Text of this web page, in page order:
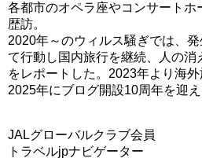
各都市のオペラ座やコンサートホ
歴訪。
2020年～のウィルス騒ぎでは、
て行動し国内旅行を継続、人の消
をレポートした。2023年より海外
2025年にブログ開設10周年を迎え
JALグローバルクラブ会員
トラベルjpナビゲーター